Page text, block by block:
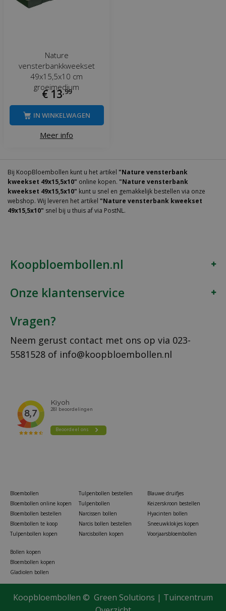
Nature
vensterbankkweekset
49x15,5x10 cm
groeimedium
€13,99
Meer info
IN WINKELWAGEN
Bij KoopBloembollen kunt u het artikel "Nature vensterbank
kweekset 49x15,5x10" online kopen. "Nature vensterbank
kweekset 49x15,5x10" kunt u snel en gemakkelijk bestellen via onze
webshop. Wij leveren het artikel "Nature vensterbank kweekset
49x15,5x10" snel bij u thuis af via PostNL.
Koopbloembollen.nl
Onze klantenservice
Vragen?
Neem gerust contact met ons op via 023-
5581528 of info@koopbloembollen.nl
Bloembollen
Bloembollen online kopen
Bloembollen bestellen
Bloembollen te koop
Tulpenbollen kopen
Tulpenbollen bestellen
Tulpenbollen
Narcissen bollen
Narcis bollen bestellen
Narcisbollen kopen
Blauwe druifjes
Keizerskroon bestellen
Hyacinten bollen
Sneeuwklokjes kopen
Voorjaarsbloembollen
Bollen kopen
Bloembollen kopen
Gladiolen bollen
Koopbloembollen © Green Solutions | Tuincentrum